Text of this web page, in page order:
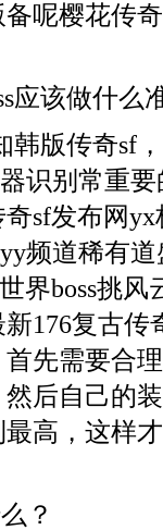
呢樱花传
应该做什么
韩版传奇sf
识别常重
sf发布网
频道稀有
界boss挑风
176复古传
先需要合
后自己的
高，这样
？